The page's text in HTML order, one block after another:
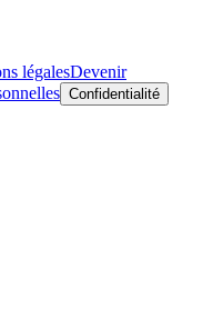
légalesDevenir
Confidentialité